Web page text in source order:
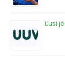
Uusi